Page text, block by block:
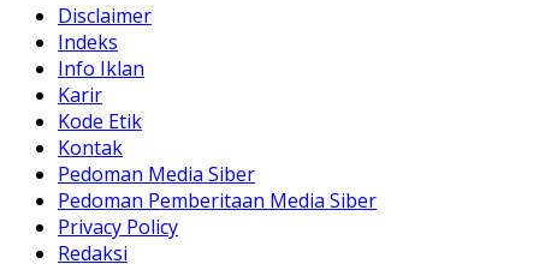
Disclaimer
Indeks
Info Iklan
Karir
Kode Etik
Kontak
Pedoman Media Siber
Pedoman Pemberitaan Media Siber
Privacy Policy
Redaksi